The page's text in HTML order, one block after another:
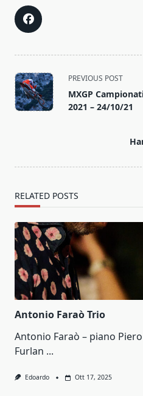
<span
class="nav-
subtitle
PREVIOUS POST
MXGP
2021 – 24/10/21
RELATED POSTS
Antonio Faraò Trio
Antonio Faraò – piano
Furlan ...
Edoardo Ott 17, 2025